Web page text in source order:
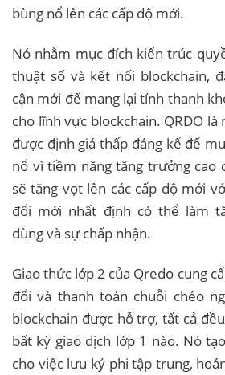
bùng nổ lên các cấp độ mới.
Nó nhằm mục đích kiến ​​trúc
thuật số và kết nối blockchain,
cận mới để mang lại tính thanh
cho lĩnh vực blockchain. QRDO
được định giá thấp đáng kể để
nổ vì tiềm năng tăng trưởng cao
sẽ tăng vọt lên các cấp độ mới
đổi mới nhất định có thể làm
dùng và sự chấp nhận.
Giao thức lớp 2 của Qredo cung
đổi và thanh toán chuỗi chéo
blockchain được hỗ trợ, tất cả
bất kỳ giao dịch lớp 1 nào. Nó
cho việc lưu ký phi tập trung,